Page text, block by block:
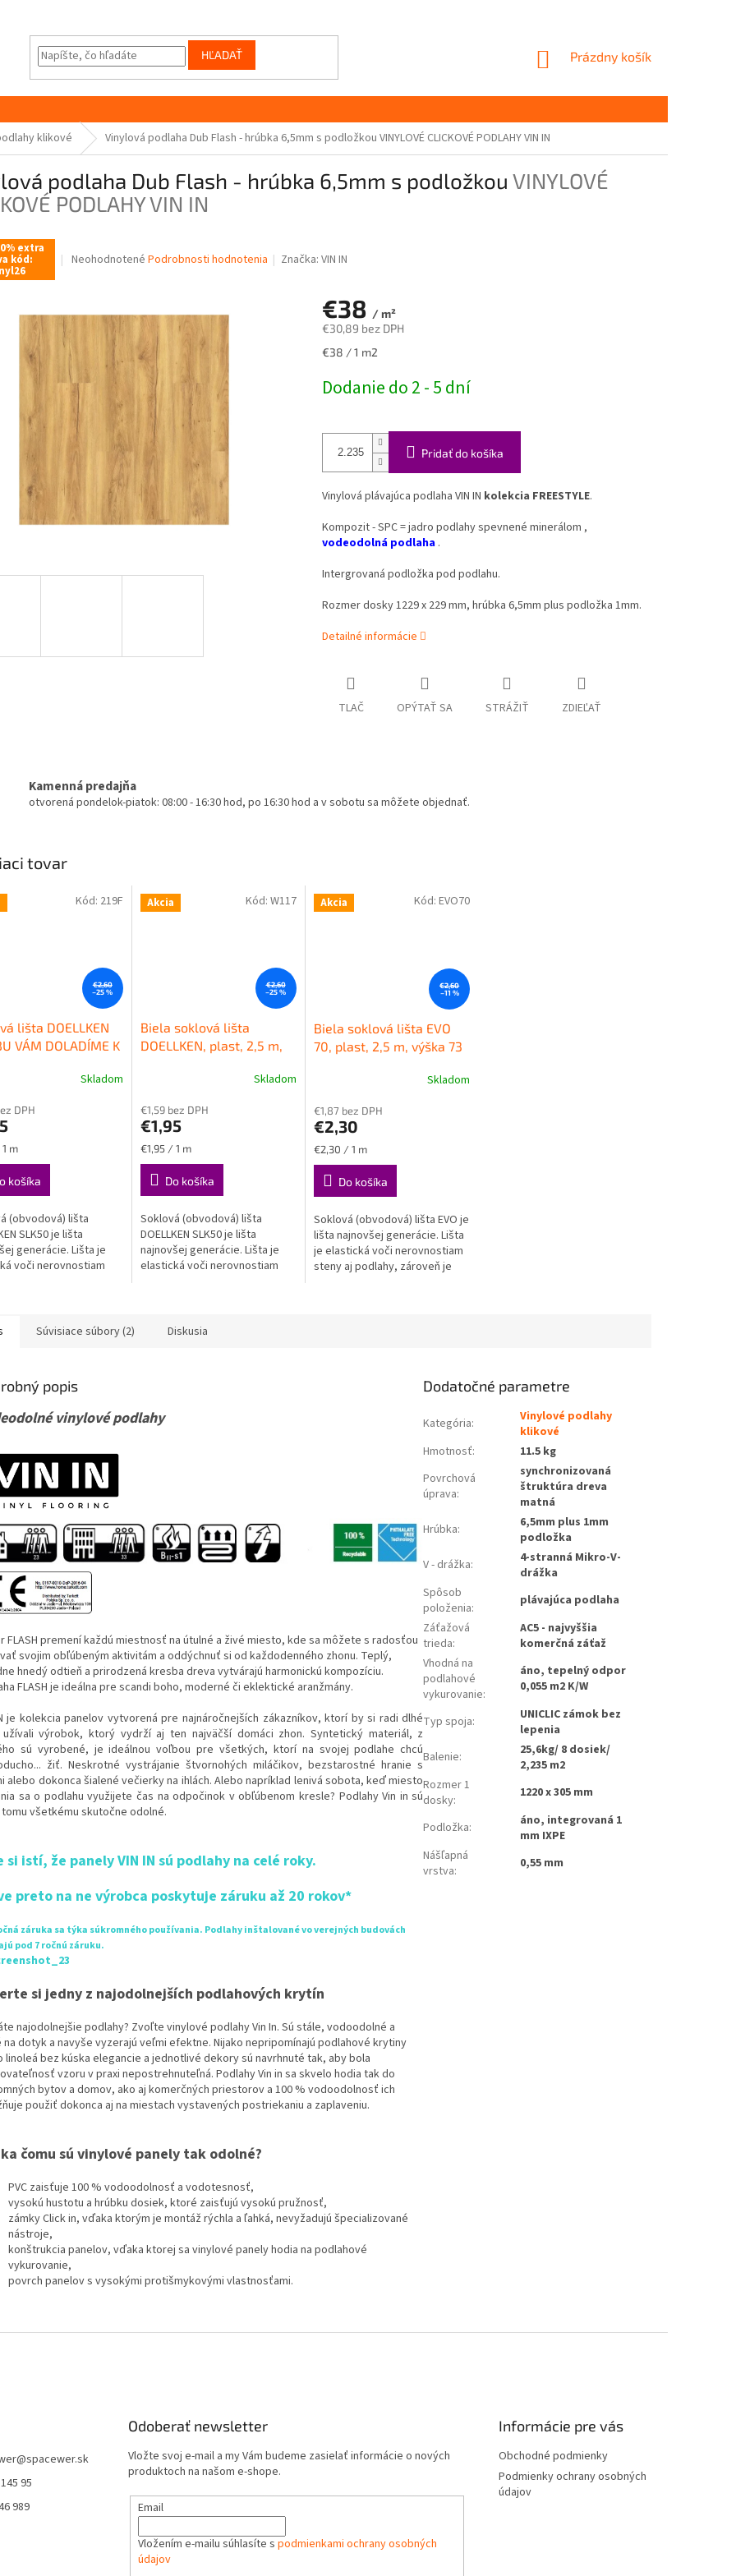
HĽADAŤ
NÁKUPNÝ
Prázdny košík
klikové Vinylová podlaha Dub Flash - hrúbka 6,5mm s podložkou VINYLOVÉ CLICKOVÉ PODLAHY VIN IN
podlaha Dub Flash - hrúbka 6,5mm s podložkou VINYLOVÉ
PODLAHY VIN IN
extra
kód:
Priemerné
0,0
z
5
hviezdičiek.
Neohodnotené Podrobnosti hodnotenia Značka:VIN IN
€38 / m²
€30,89 bez DPH
Jednotková
€38 / 1 m2
Dodanie do 2 - 5 dní
Pridať do košíka
Vinylová plávajúca podlaha VIN IN kolekcia FREESTYLE.
Kompozit - SPC = jadro podlahy spevnené minerálom ,
vodeodolná podlaha.
Intergrovaná podložka pod podlahu.
Rozmer dosky 1229 x 229 mm, hrúbka 6,5mm plus podložka 1mm.
Detailné informácie
TLAČ OPÝTAŤ SA STRÁŽIŤ ZDIEĽAŤ
Kamenná predajňa
otvorená pondelok-piatok: 08:00 - 16:30 hod, po 16:30 hod a v sobotu sa môžete objednať.
tovar
€2,60
–25 %
lišta DOELLKEN
VÁM DOLADÍME K
Kvalitná
SLK50
Skladom
DPH
m
košíka
(obvodová) lišta
SLK50 je lišta
generácie. Lišta je
voči nerovnostiam
Kód: 219F Akcia
€2,60
–25 %
Biela soklová lišta
DOELLKEN, plast, 2,5 m,
plastová soklová lišta
produktu
je
5,0
hviezdičiek.
Skladom
€1,59 bez DPH
€1,95
Jednotková
cena:
€1,95 / 1 m
Do košíka
Soklová (obvodová) lišta
DOELLKEN SLK50 je lišta
najnovšej generácie. Lišta je
elastická voči nerovnostiam
Kód: W117 Akcia
€2,60
–11 %
Biela soklová lišta EVO
70, plast, 2,5 m, výška 73
soklová lišta KORNER EVO
produktu
je
4,8
hviezdičiek.
Skladom
€1,87 bez DPH
€2,30
Jednotková
cena:
€2,30 / 1 m
Do košíka
Soklová (obvodová) lišta EVO je
lišta najnovšej generácie. Lišta
je elastická voči nerovnostiam
steny aj podlahy, zároveň je
Kód:EVO70
Súvisiace súbory (2) Diskusia
popis
vinylové podlahy
FLASH premení každú miestnosť na útulné a živé miesto, kde sa môžete s radosťou
svojim obľúbeným aktivitám a oddýchnuť si od každodenného zhonu. Teplý,
hnedý odtieň a prirodzená kresba dreva vytvárajú harmonickú kompozíciu.
FLASH je ideálna pre scandi boho, moderné či eklektické aranžmány.
je kolekcia panelov vytvorená pre najnáročnejších zákazníkov, ktorí by si radi dlhé
výrobok, ktorý vydrží aj ten najväčší domáci zhon. Syntetický materiál, z
sú vyrobené, je ideálnou voľbou pre všetkých, ktorí na svojej podlahe chcú
žiť. Neskrotné vystrájanie štvornohých miláčikov, bezstarostné hranie s
alebo dokonca šialené večierky na ihlách. Alebo napríklad lenivá sobota, keď miesto
sa o podlahu využijete čas na odpočinok v obľúbenom kresle? Podlahy Vin in sú
všetkému skutočne odolné.
si istí, že panely VIN IN sú podlahy na celé roky.
preto na ne výrobca poskytuje záruku až 20 rokov*
záruka sa týka súkromného používania. Podlahy inštalované vo verejných budovách
pod 7 ročnú záruku.
si jedny z najodolnejších podlahových krytín
najodolnejšie podlahy? Zvoľte vinylové podlahy Vin In. Sú stále, vodoodolné a
dotyk a navyše vyzerajú veľmi efektne. Nijako nepripomínajú podlahové krytiny
linoleá bez kúska elegancie a jednotlivé dekory sú navrhnuté tak, aby bola
vzoru v praxi nepostrehnuteľná. Podlahy Vin in sa skvelo hodia tak do
bytov a domov, ako aj komerčných priestorov a 100 % vodoodolnosť ich
použiť dokonca aj na miestach vystavených postriekaniu a zaplaveniu.
čomu sú vinylové panely tak odolné?
PVC zaisťuje 100 % vodoodolnosť a vodotesnosť,
vysokú hustotu a hrúbku dosiek, ktoré zaisťujú vysokú pružnosť,
zámky Click in, vďaka ktorým je montáž rýchla a ľahká, nevyžadujú špecializované
nástroje,
konštrukcia panelov, vďaka ktorej sa vinylové panely hodia na podlahové
vykurovanie,
povrch panelov s vysokými protišmykovými vlastnosťami.
Dodatočné parametre
Kategória:
Vinylové podlahy
klikové
Hmotnosť:
11.5 kg
Povrchová
úprava:
synchronizovaná
štruktúra dreva
matná
Hrúbka:
6,5mm plus 1mm
podložka
V - drážka:
4-stranná Mikro-V-
drážka
Spôsob
položenia:
plávajúca podlaha
Záťažová
trieda:
AC5 - najvyššia
komerčná záťaž
Vhodná na
podlahové
vykurovanie:
áno, tepelný odpor
0,055 m2 K/W
Typ spoja:
UNICLIC zámok bez
lepenia
Balenie:
25,6kg/ 8 dosiek/
2,235 m2
Rozmer 1
dosky: 1220 x 305 mm
Podložka:
áno, integrovaná 1
mm IXPE
Nášľapná
vrstva: 0,55 mm
@spacewer.sk
95
989
Odoberať newsletter
Vložte svoj e-mail a my Vám budeme zasielať informácie o nových
produktoch na našom e-shope.
Email
Vložením e-mailu súhlasíte s podmienkami ochrany osobných
údajov
Informácie pre vás
Obchodné podmienky
Podmienky ochrany osobných
údajov